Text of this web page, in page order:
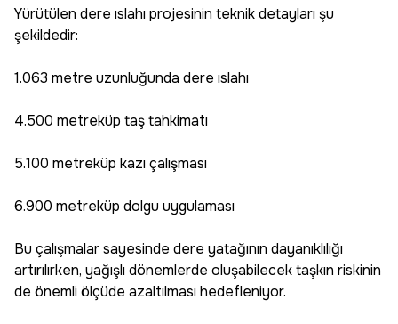
Yürütülen dere ıslahı projesinin teknik detayları şu
şekildedir:
1.063 metre uzunluğunda dere ıslahı
4.500 metreküp taş tahkimatı
5.100 metreküp kazı çalışması
6.900 metreküp dolgu uygulaması
Bu çalışmalar sayesinde dere yatağının dayanıklılığı
artırılırken, yağışlı dönemlerde oluşabilecek taşkın riskinin
de önemli ölçüde azaltılması hedefleniyor.